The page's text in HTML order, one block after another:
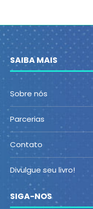
SAIBA MAIS
Sobre nós
Parcerias
Contato
Divulgue seu livro!
SIGA-NOS